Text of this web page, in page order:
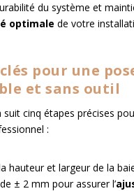
du système et
optimale de votre
pour une
et sans outil
suit cinq étapes précises
:
hauteur et largeur de la
± 2 mm pour assurer l’